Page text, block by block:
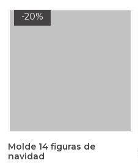
-20%
Molde 14 figuras de
navidad